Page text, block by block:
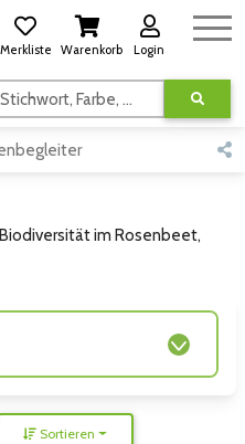
Merkliste Warenkorb Login
Suchen nach Kategorie, Name, Stichwort, Farbe, usw.
im Rosenbeet,
Sortieren